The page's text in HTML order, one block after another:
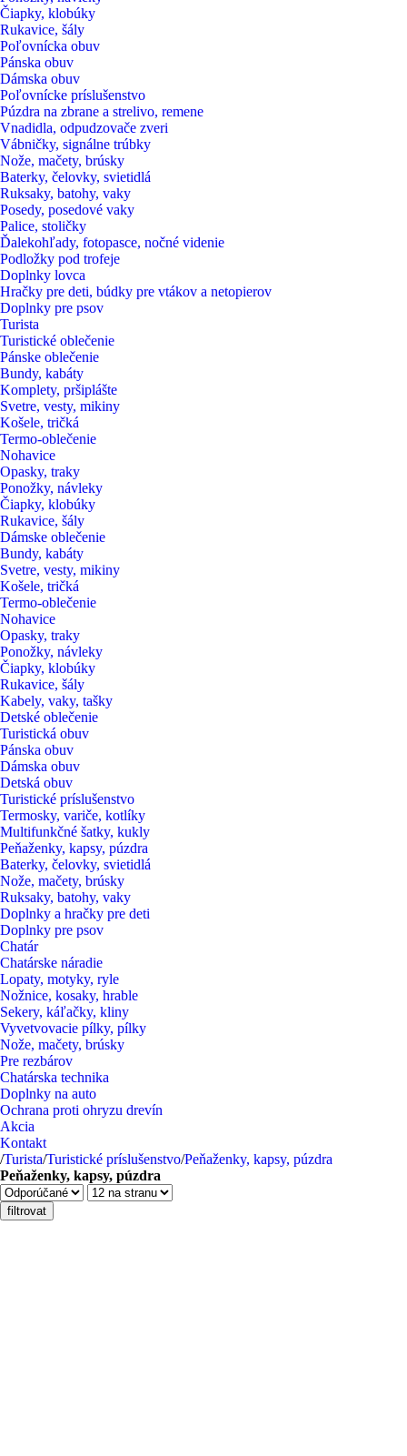
Čiapky, klobúky
Rukavice, šály
Poľovnícka obuv
Pánska obuv
Dámska obuv
Poľovnícke príslušenstvo
Púzdra na zbrane a strelivo, remene
Vnadidla, odpudzovače zveri
Vábničky, signálne trúbky
Nože, mačety, brúsky
Baterky, čelovky, svietidlá
Ruksaky, batohy, vaky
Posedy, posedové vaky
Palice, stoličky
Ďalekohľady, fotopasce, nočné videnie
Podložky pod trofeje
Doplnky lovca
Hračky pre deti, búdky pre vtákov a netopierov
Doplnky pre psov
Turista
Turistické oblečenie
Pánske oblečenie
Bundy, kabáty
Komplety, pršiplášte
Svetre, vesty, mikiny
Košele, tričká
Termo-oblečenie
Nohavice
Opasky, traky
Ponožky, návleky
Čiapky, klobúky
Rukavice, šály
Dámske oblečenie
Bundy, kabáty
Svetre, vesty, mikiny
Košele, tričká
Termo-oblečenie
Nohavice
Opasky, traky
Ponožky, návleky
Čiapky, klobúky
Rukavice, šály
Kabely, vaky, tašky
Detské oblečenie
Turistická obuv
Pánska obuv
Dámska obuv
Detská obuv
Turistické príslušenstvo
Termosky, variče, kotlíky
Multifunkčné šatky, kukly
Peňaženky, kapsy, púzdra
Baterky, čelovky, svietidlá
Nože, mačety, brúsky
Ruksaky, batohy, vaky
Doplnky a hračky pre deti
Doplnky pre psov
Chatár
Chatárske náradie
Lopaty, motyky, ryle
Nožnice, kosaky, hrable
Sekery, káľačky, kliny
Vyvetvovacie pílky, pílky
Nože, mačety, brúsky
Pre rezbárov
Chatárska technika
Doplnky na auto
Ochrana proti ohryzu drevín
Akcia
Kontakt
/Turista/Turistické príslušenstvo/Peňaženky, kapsy, púzdra
Peňaženky, kapsy, púzdra
filtrovat